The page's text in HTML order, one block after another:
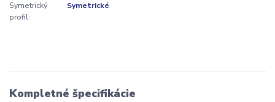
Symetrický
profil:
Symetrické
Kompletné špecifikácie